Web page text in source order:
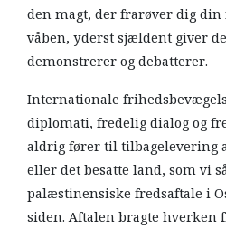
den magt, der frarøver dig
våben, yderst sjældent giver
demonstrerer og debatterer.
Internationale
diplomati, fredelig dialog og
aldrig fører til tilbagelevering
eller det besatte land, som vi
palæstinensiske fredsaftale i
siden. Aftalen bragte hverken